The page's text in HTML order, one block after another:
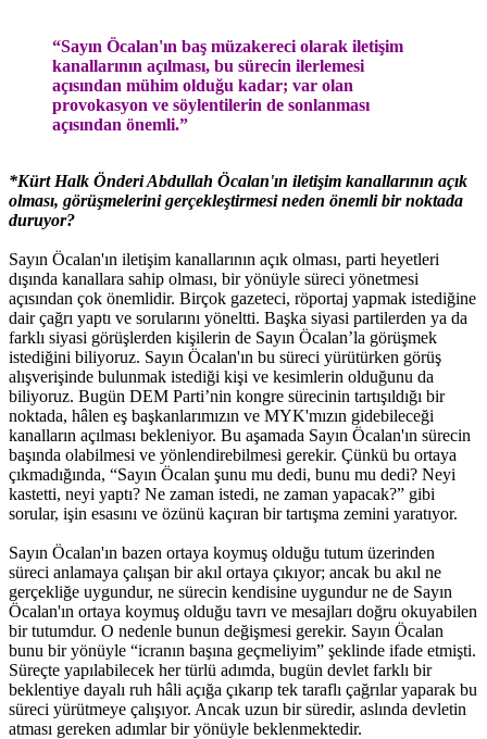
“Sayın Öcalan'ın baş müzakereci olarak iletişim
kanallarının açılması, bu sürecin ilerlemesi
açısından mühim olduğu kadar; var olan
provokasyon ve söylentilerin de sonlanması
açısından önemli.”
*Kürt Halk Önderi Abdullah Öcalan'ın iletişim kanallarının açık
olması, görüşmelerini gerçekleştirmesi neden önemli bir noktada
duruyor?
Sayın Öcalan'ın iletişim kanallarının açık olması, parti heyetleri
dışında kanallara sahip olması, bir yönüyle süreci yönetmesi
açısından çok önemlidir. Birçok gazeteci, röportaj yapmak istediğine
dair çağrı yaptı ve sorularını yöneltti. Başka siyasi partilerden ya da
farklı siyasi görüşlerden kişilerin de Sayın Öcalan’la görüşmek
istediğini biliyoruz. Sayın Öcalan'ın bu süreci yürütürken görüş
alışverişinde bulunmak istediği kişi ve kesimlerin olduğunu da
biliyoruz. Bugün DEM Parti’nin kongre sürecinin tartışıldığı bir
noktada, hâlen eş başkanlarımızın ve MYK'mızın gidebileceği
kanalların açılması bekleniyor. Bu aşamada Sayın Öcalan'ın sürecin
başında olabilmesi ve yönlendirebilmesi gerekir. Çünkü bu ortaya
çıkmadığında, “Sayın Öcalan şunu mu dedi, bunu mu dedi? Neyi
kastetti, neyi yaptı? Ne zaman istedi, ne zaman yapacak?” gibi
sorular, işin esasını ve özünü kaçıran bir tartışma zemini yaratıyor.
Sayın Öcalan'ın bazen ortaya koymuş olduğu tutum üzerinden
süreci anlamaya çalışan bir akıl ortaya çıkıyor; ancak bu akıl ne
gerçekliğe uygundur, ne sürecin kendisine uygundur ne de Sayın
Öcalan'ın ortaya koymuş olduğu tavrı ve mesajları doğru okuyabilen
bir tutumdur. O nedenle bunun değişmesi gerekir. Sayın Öcalan
bunu bir yönüyle “icranın başına geçmeliyim” şeklinde ifade etmişti.
Süreçte yapılabilecek her türlü adımda, bugün devlet farklı bir
beklentiye dayalı ruh hâli açığa çıkarıp tek taraflı çağrılar yaparak bu
süreci yürütmeye çalışıyor. Ancak uzun bir süredir, aslında devletin
atması gereken adımlar bir yönüyle beklenmektedir.